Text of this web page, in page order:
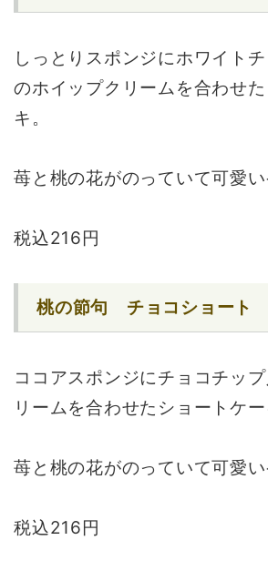
しっとりスポンジにホワイト
のホイップクリームを合わせ
キ。
苺と桃の花がのっていて可愛い
税込216円
桃の節句 チョコショート
ココアスポンジにチョコチッ
リームを合わせたショートケー
苺と桃の花がのっていて可愛い
税込216円